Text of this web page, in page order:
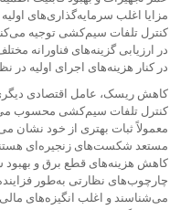
مزایا اغلب سرمایه‌گذاری‌های
کنترل تلفات سیم‌کشی توجیه
در ارزیابی گزینه‌های فناورانه
در کنار هزینه‌های اجرای اولیه در
کاهش ریسک، عامل اقتصادی
کنترل تلفات سیم‌کشی محسوب
معمولاً ثبات بهتری از خود نشان
مستعد شکست‌های زنجیره‌ای هستند.
کاهش هزینه‌های قطع برق و
چارچوب‌های نظارتی به‌طور
می‌شناسند و اغلب انگیزه‌های